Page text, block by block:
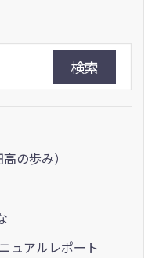
検索
の歩み）
ュアルレポート